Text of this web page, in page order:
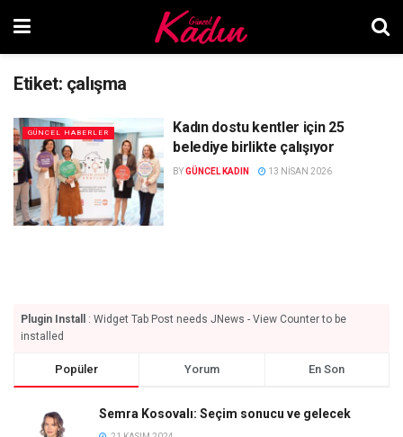
Etiket: çalışma
GÜNCEL HABERLER
Kadın dostu kentler için 25
belediye birlikte çalışıyor
BYGÜNCEL KADIN 13 NISAN 2026
Plugin Install
: Widget Tab Post needs JNews - View Counter to be
installed
Popüler Yorum En Son
Semra Kosovalı: Seçim sonucu ve gelecek